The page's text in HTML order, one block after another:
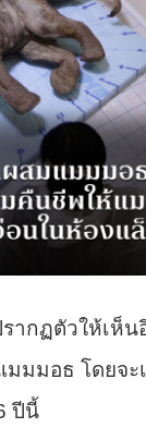
ากฏตัวให้เห็
มมอธ โดยจ
ปีนี้